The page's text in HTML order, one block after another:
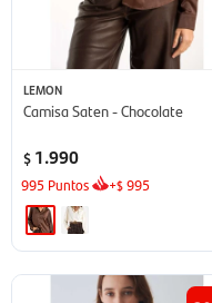
LEMON
Camisa Saten - Chocolate
$ 1.990
995 Puntos +$995